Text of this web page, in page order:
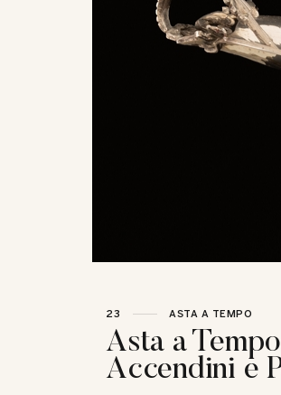
23 ASTA A TEMPO
Asta a
Accendini e